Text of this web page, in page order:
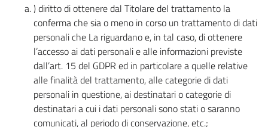
) diritto di ottenere dal Titolare del trattamento la
conferma che sia o meno in corso un trattamento di dati
personali che La riguardano e, in tal caso, di ottenere
l’accesso ai dati personali e alle informazioni previste
dall’art. 15 del GDPR ed in particolare a quelle relative
alle finalità del trattamento, alle categorie di dati
personali in questione, ai destinatari o categorie di
destinatari a cui i dati personali sono stati o saranno
comunicati, al periodo di conservazione, etc.;